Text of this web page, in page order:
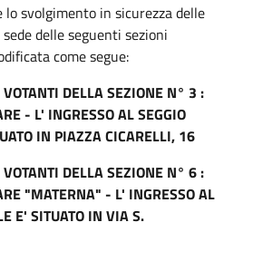
lo svolgimento in sicurezza delle
delle seguenti sezioni
come segue:
DELLA SEZIONE N° 3 :
- L' INGRESSO AL SEGGIO
IN PIAZZA CICARELLI, 16
DELLA SEZIONE N° 6 :
"MATERNA" - L' INGRESSO AL
E' SITUATO IN VIA S.